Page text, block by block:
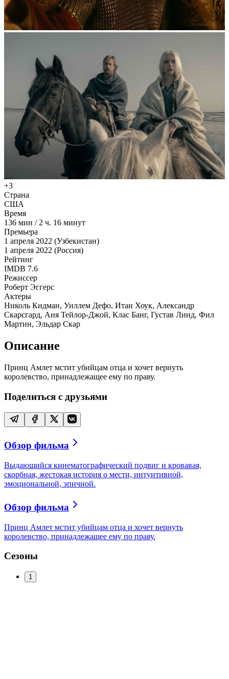
+3
Страна
США
Время
136 мин /2 ч. 16 минут
Премьера
1 апреля 2022 (Узбекистан)
1 апреля 2022 (Россия)
Рейтинг
IMDB 7.6
Режиссер
Роберт Эггерс
Актеры
Николь Кидман, Уиллем Дефо, Итан Хоук, Александр
Скарсгард, Аня Тейлор-Джой, Клас Банг, Густав Линд, Фил
Мартин, Эльдар Скар
Описание
Принц Амлет мстит убийцам отца и хочет вернуть
королевство, принадлежащее ему по праву.
Поделиться с друзьями
Обзор фильма
Выдающийся кинематографический подвиг и кровавая,
скорбная, жестокая история о мести, интуитивной,
эмоциональной, эпичной.
Обзор фильма
Принц Амлет мстит убийцам отца и хочет вернуть
королевство, принадлежащее ему по праву.
Сезоны
1